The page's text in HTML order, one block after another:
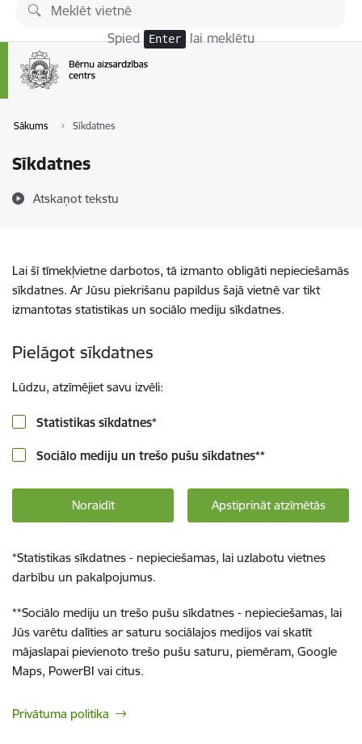
Pāriet uz lapas saturu
Spied Enter lai meklētu
Sākums Sīkdatnes
Sīkdatnes
Atskaņot tekstu
Lai šī tīmekļvietne darbotos, tā izmanto obligāti nepieciešamās
sīkdatnes. Ar Jūsu piekrišanu papildus šajā vietnē var tikt
izmantotas statistikas un sociālo mediju sīkdatnes.
Pielāgot sīkdatnes
Lūdzu, atzīmējiet savu izvēli:
Statistikas sīkdatnes*
Sociālo mediju un trešo pušu sīkdatnes**
Noraidīt Apstiprināt atzīmētās
*Statistikas sīkdatnes - nepieciešamas, lai uzlabotu vietnes
darbību un pakalpojumus.
**Sociālo mediju un trešo pušu sīkdatnes - nepieciešamas, lai
Jūs varētu dalīties ar saturu sociālajos medijos vai skatīt
mājaslapai pievienoto trešo pušu saturu, piemēram, Google
Maps, PowerBI vai citus.
Privātuma politika